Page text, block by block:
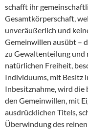
schafft ihr
Gesamtkörperschaft,
unveräußerlich und
Gemeinwillen ausübt –
zu Gewaltenteilung und
natürlichen Freiheit,
Individuums, mit Besitz
Inbesitznahme, wird die
den Gemeinwillen, mit
ausdrücklichen Titels,
Überwindung des